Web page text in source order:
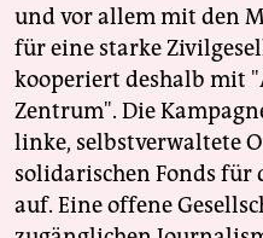
und vor allem mit den
für eine starke
kooperiert deshalb mit
Zentrum". Die
linke, selbstverwaltete
solidarischen Fonds für
auf. Eine offene